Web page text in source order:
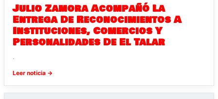
Julio Zamora Acompañó La
Entrega De Reconocimientos A
Instituciones, Comercios Y
Personalidades De El Talar
Leer noticia →